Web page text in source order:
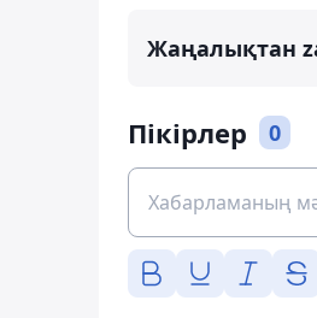
Жаңалықтан
Пікірлер 0